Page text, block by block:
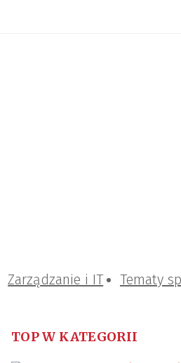
Zarządzanie i IT Tematy
TOP W KATEGORII